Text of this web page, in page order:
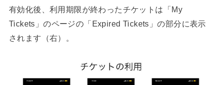
有効化後、利用期限が終わったチケットは「My
Tickets」のページの「Expired Tickets」の部分に表示
されます（右）。